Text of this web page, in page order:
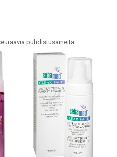
puhdistusaineita: